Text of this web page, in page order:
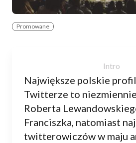
Promowane
Największe polskie
Twitterze to
Roberta
Franciszka, natomiast
twitterowiczów w maju